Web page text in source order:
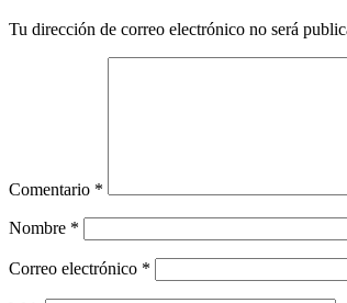
Tu dirección de correo electrónico no será
Comentario *
Nombre *
Correo electrónico *